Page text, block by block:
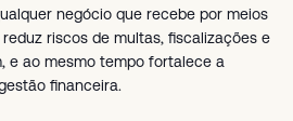
negócio que recebe por meios
riscos de multas, fiscalizações e
e ao mesmo tempo fortalece a
financeira.